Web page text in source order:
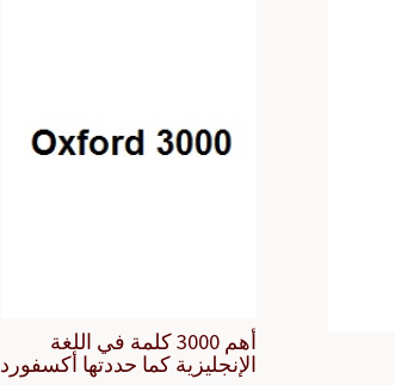
أهم 3000 كلمة في اللغة
الإنجليزية كما حددتها أكسفورد